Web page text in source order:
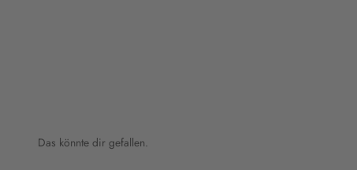
Das könnte dir gefallen.